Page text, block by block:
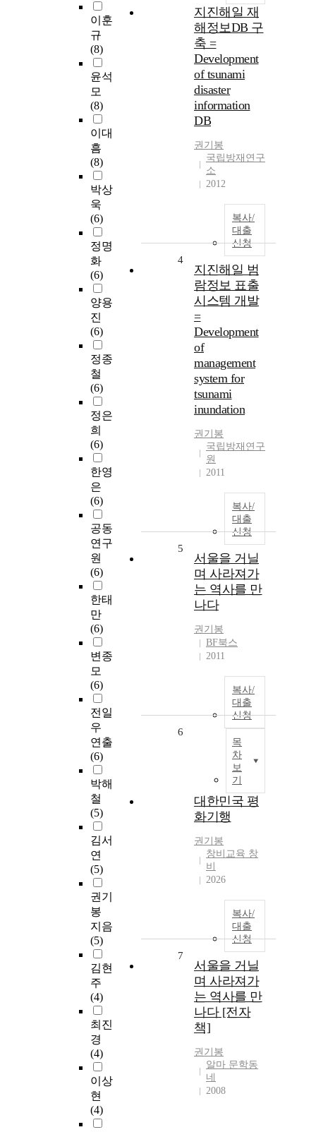
이훈
규
(8)
윤석
모
(8)
이대
흠
(8)
박상
욱
(6)
정명
화
(6)
양용
진
(6)
정종
철
(6)
정은
희
(6)
한영
은
(6)
공동
연구
원
(6)
한태
만
(6)
변종
모
(6)
전일
우
연출
(6)
박해
철
(5)
김서
연
(5)
권기
봉
지음
(5)
김현
주
(4)
최진
경
(4)
이상
현
(4)
지진해일 재
해정보DB 구
축 =
Development
of tsunami
disaster
information
DB
권기봉
국립방재연구
소
2012
복사/
대출
신청
4
지진해일 범
람정보 표출
시스템 개발
=
Development
of
management
system for
tsunami
inundation
권기봉
국립방재연구
원
2011
복사/
대출
신청
5
서울을 거닐
며 사라져가
는 역사를 만
나다
권기봉
BF북스
2011
복사/
대출
신청
목
차
보
기
6
대한민국 평
화기행
권기봉
창비교육 창
비
2026
복사/
대출
신청
7
서울을 거닐
며 사라져가
는 역사를 만
나다 [전자
책]
권기봉
알마 문학동
네
2008